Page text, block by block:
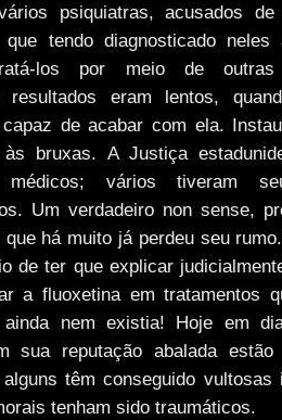
psiquiatras, acusados de
tendo diagnosticado neles
los por meio de
resultados eram lentos,
de acabar com ela.
bruxas. A Justiça
médicos; vários tiveram
Um verdadeiro non sense,
há muito já perdeu seu
de ter que explicar
a fluoxetina em tratamentos
ainda nem existia! Hoje em
sua reputação abalada estão
têm conseguido vultosas
tenham sido traumáticos.